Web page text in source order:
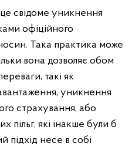
свідоме уникнення
офіційного
Така практика може
вона дозволяє обом
такі як
уникнення
страхування, або
пільг, які інакше були б
підхід несе в собі